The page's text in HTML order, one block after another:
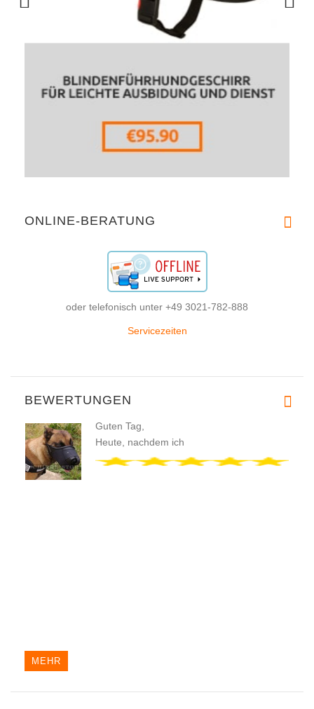
ONLINE-BERATUNG
oder telefonisch unter +49 3021-782-888
Servicezeiten
BEWERTUNGEN
Guten Tag,
Heute, nachdem ich
MEHR